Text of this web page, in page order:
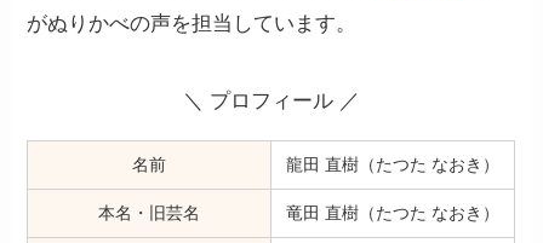
がぬりかべの声を担当しています。
＼ プロフィール ／
名前 龍田 直樹（たつた なおき）
本名・旧芸名 竜田 直樹（たつた なおき）